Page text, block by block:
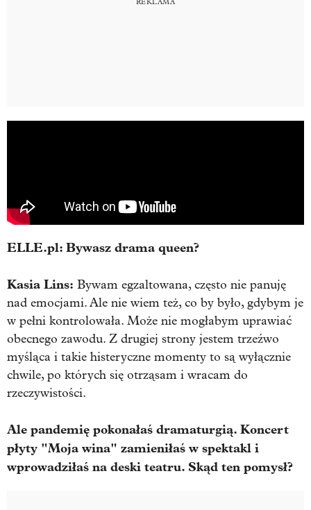
ELLE.pl: Bywasz drama queen?
Kasia Lins: Bywam egzaltowana, często nie panuję
nad emocjami. Ale nie wiem też, co by było, gdybym je
w pełni kontrolowała. Może nie mogłabym uprawiać
obecnego zawodu. Z drugiej strony jestem trzeźwo
myśląca i takie histeryczne momenty to są wyłącznie
chwile, po których się otrząsam i wracam do
rzeczywistości.
Ale pandemię pokonałaś dramaturgią. Koncert
płyty "Moja wina" zamieniłaś w spektakl i
wprowadziłaś na deski teatru. Skąd ten pomysł?